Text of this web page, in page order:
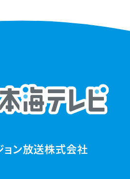
ョン放送株式会社